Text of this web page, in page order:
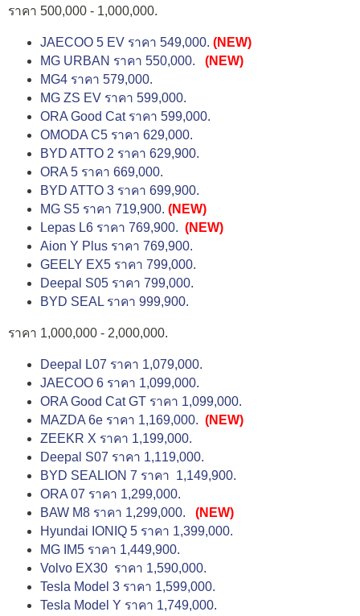
ราคา 500,000 - 1,000,000.
JAECOO 5 EV ราคา 549,000. (NEW)
MG URBAN ราคา 550,000.
(NEW)
MG4 ราคา 579,000.
MG ZS EV ราคา 599,000.
ORA Good Cat ราคา 599,000.
OMODA C5 ราคา 629,000.
BYD ATTO 2 ราคา 629,900.
ORA 5 ราคา 669,000.
BYD ATTO 3 ราคา 699,900.
MG S5 ราคา 719,900. (NEW)
Lepas L6 ราคา 769,900. (NEW)
Aion Y Plus ราคา 769,900.
GEELY EX5 ราคา 799,000.
Deepal S05 ราคา 799,000.
BYD SEAL ราคา 999,900.
ราคา 1,000,000 - 2,000,000.
Deepal L07 ราคา 1,079,000.
JAECOO 6 ราคา 1,099,000.
ORA Good Cat GT ราคา 1,099,000.
MAZDA 6e ราคา 1,169,000. (NEW)
ZEEKR X ราคา 1,199,000.
Deepal S07 ราคา 1,119,000.
BYD SEALION 7 ราคา 1,149,900.
ORA 07 ราคา 1,299,000.
BAW M8 ราคา 1,299,000.
(NEW)
Hyundai IONIQ 5 ราคา 1,399,000.
MG IM5 ราคา 1,449,900.
Volvo EX30 ราคา 1,590,000.
Tesla Model 3 ราคา 1,599,000.
Tesla Model Y ราคา 1,749,000.